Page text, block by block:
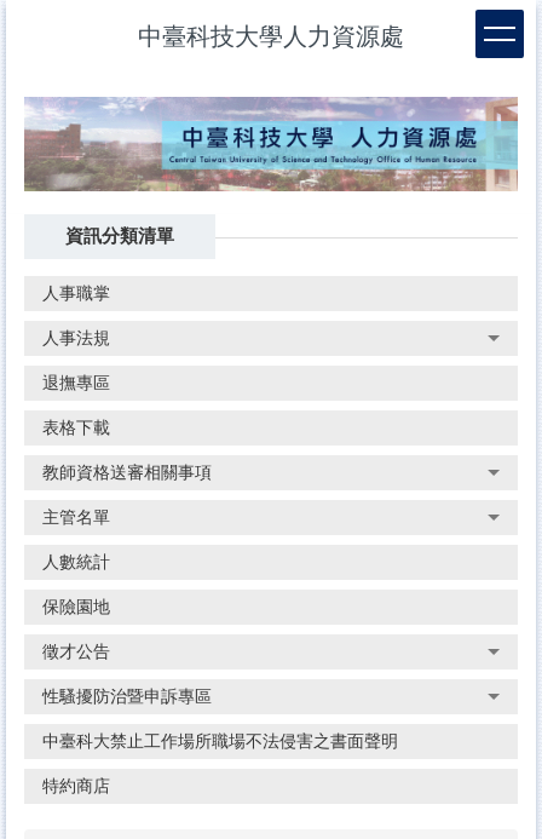
要
內
容
中臺科技大學人力資源處
資訊分類清單
人事職掌
人事法規
退撫專區
表格下載
教師資格送審相關事項
主管名單
人數統計
保險園地
徵才公告
性騷擾防治暨申訴專區
中臺科大禁止工作場所職場不法侵害之書面聲明
特約商店